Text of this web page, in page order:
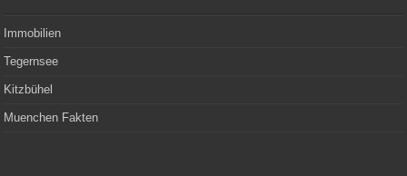
Immobilien
Tegernsee
Kitzbühel
Muenchen Fakten